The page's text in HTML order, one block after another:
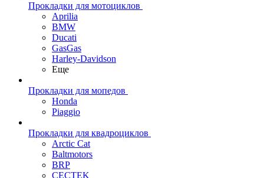
Прокладки для мотоциклов
Aprilia
BMW
Ducati
GasGas
Harley-Davidson
Еще
Прокладки для мопедов
Honda
Piaggio
Прокладки для квадроциклов
Arctic Cat
Baltmotors
BRP
CECTEK